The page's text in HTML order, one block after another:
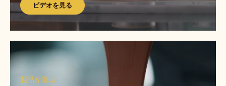
ビデオを見る
製品を選ぶ
ビ
デ